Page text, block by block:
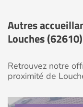
Autres
Louches (62610)
Retrouvez notre
proximité de